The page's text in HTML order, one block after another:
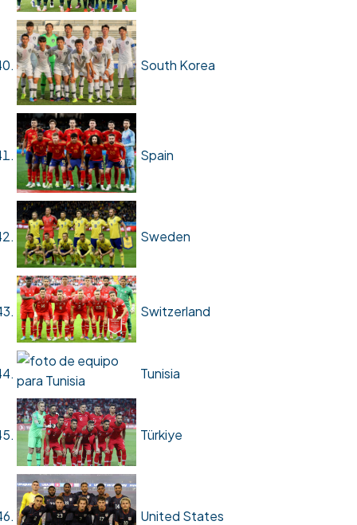
South Korea
Spain
Sweden
Switzerland
Tunisia
Türkiye
United States